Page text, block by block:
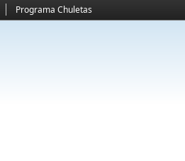
Programa Chuletas